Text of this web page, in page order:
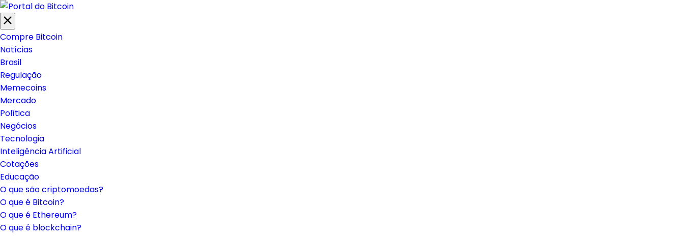
Compre Bitcoin
Notícias
Brasil
Regulação
Memecoins
Mercado
Política
Negócios
Tecnologia
Inteligência Artificial
Cotações
Educação
O que são criptomoedas?
O que é Bitcoin?
O que é Ethereum?
O que é blockchain?